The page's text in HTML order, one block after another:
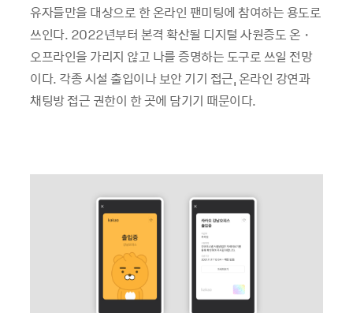
유자들만을 대상으로 한 온라인 팬미팅에 참여하는 용도로
쓰인다. 2022년부터 본격 확산될 디지털 사원증도 온・
오프라인을 가리지 않고 나를 증명하는 도구로 쓰일 전망
이다. 각종 시설 출입이나 보안 기기 접근, 온라인 강연과
채팅방 접근 권한이 한 곳에 담기기 때문이다.